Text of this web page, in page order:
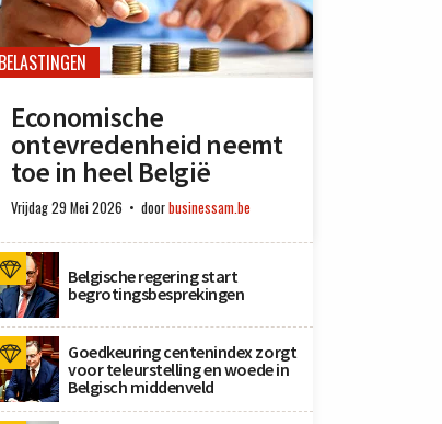
BELASTINGEN
Economische
ontevredenheid neemt
toe in heel België
Vrijdag 29 Mei 2026 doorbusinessam.be
Belgische regering start
begrotingsbesprekingen
Goedkeuring centenindex zorgt
voor teleurstelling en woede in
Belgisch middenveld